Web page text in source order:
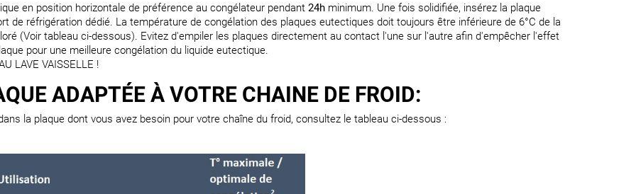
en position horizontale de préférence au congélateur pendant 24h minimum. Une fois solidifiée, insérez la plaque
de réfrigération dédié. La température de congélation des plaques eutectiques doit toujours être inférieure de 6°C de la
(Voir tableau ci-dessous). Evitez d'empiler les plaques directement au contact l'une sur l'autre afin d'empêcher l'effet
pour une meilleure congélation du liquide eutectique.
LAVE VAISSELLE !
ADAPTÉE À VOTRE CHAINE DE FROID:
la plaque dont vous avez besoin pour votre chaîne du froid, consultez le tableau ci-dessous :